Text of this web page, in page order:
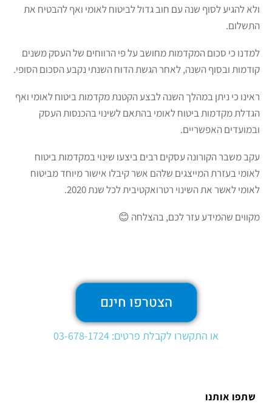
ולא להגיע לסוף שנה עם חוב גדול לביטוח לאומי ואף להבטיח את
התשלום.
למדנו כי סכום המקדמות מחושב על פי הרווחים של העסק משנים
קודמות ובסוף השנה, לאחר הגשת הדוח השנתי נקבע הסכום הסופי.
ראינו כי ניתן במהלך השנה לבצע הקטנת מקדמות ביטוח לאומי ואף
הגדלת מקדמות ביטוח לאומי בהתאם לשינוי בהכנסות העסק
ובמועדים האפשריים.
עקב משבר הקורונה עסקים רבים ביצעו שינוי במקדמות ביטוח
לאומי בעזרת המייצגים שלהם אשר קיבלו אישור מיוחד מביטוח
לאומי לאשר את השינוי רטרואקטיבית לכל שנת 2020.
מקווים שהמידע עזר לכם, בהצלחה 😊
הצטרפו חינם
או התקשרו לקבלת פרטים: 03-678-1724
שתפו אותנו